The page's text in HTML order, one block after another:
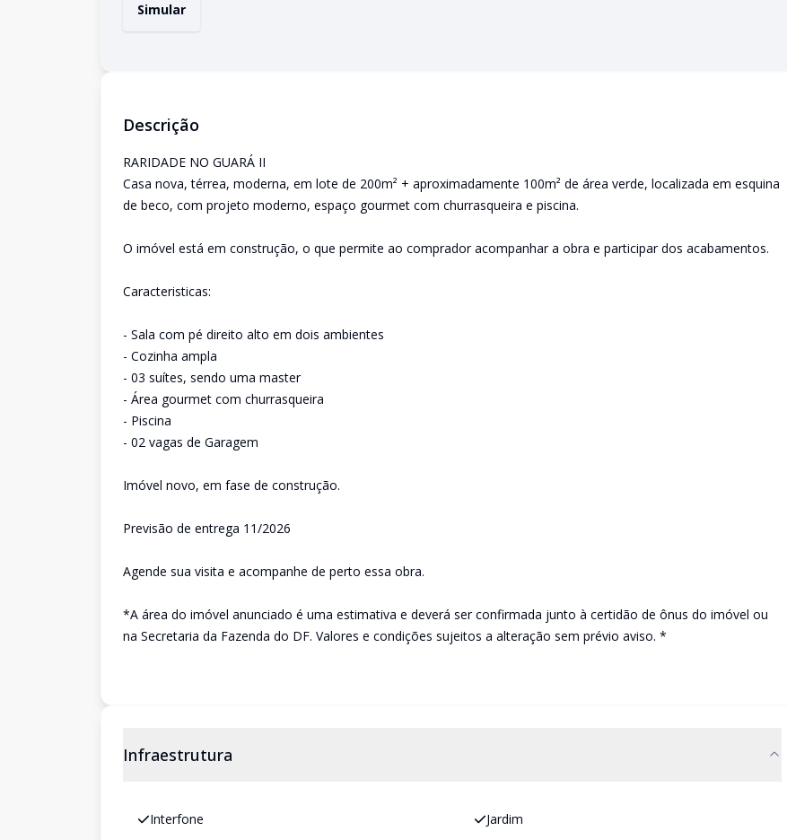
Simular
Descrição
RARIDADE NO GUARÁ II
Casa nova, térrea, moderna, em lote de 200m² + aproximadamente 100m² de área verde, localizada em esquina
de beco, com projeto moderno, espaço gourmet com churrasqueira e piscina.
O imóvel está em construção, o que permite ao comprador acompanhar a obra e participar dos acabamentos.
Caracteristicas:
- Sala com pé direito alto em dois ambientes
- Cozinha ampla
- 03 suítes, sendo uma master
- Área gourmet com churrasqueira
- Piscina
- 02 vagas de Garagem
Imóvel novo, em fase de construção.
Previsão de entrega 11/2026
Agende sua visita e acompanhe de perto essa obra.
*A área do imóvel anunciado é uma estimativa e deverá ser confirmada junto à certidão de ônus do imóvel ou
na Secretaria da Fazenda do DF. Valores e condições sujeitos a alteração sem prévio aviso. *
Infraestrutura
Interfone Jardim